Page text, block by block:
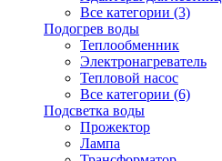
Все категории (3)
Подогрев воды
Теплообменник
Электронагреватель
Тепловой насос
Все категории (6)
Подсветка воды
Прожектор
Лампа